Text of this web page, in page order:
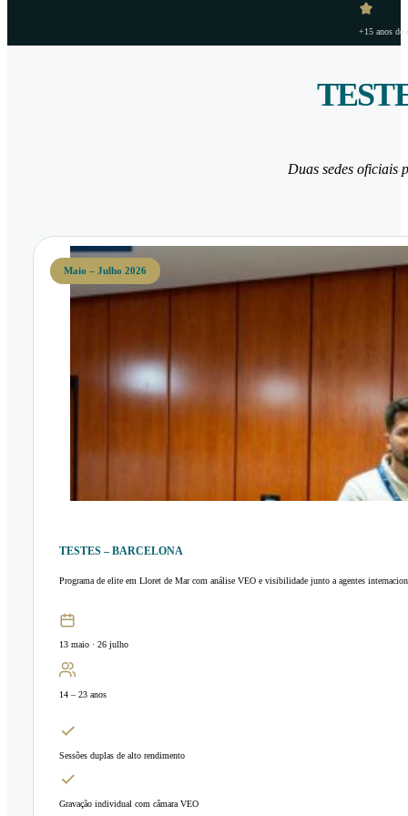
+15 anos de
Duas sedes oficiais
Maio – Julho 2026
TESTES – BARCELONA
Programa de elite em Lloret de Mar com análise VEO e visibilidade junto a agentes
13 maio · 26 julho
14 – 23 anos
Sessões duplas de alto rendimento
Gravação individual com câmara VEO